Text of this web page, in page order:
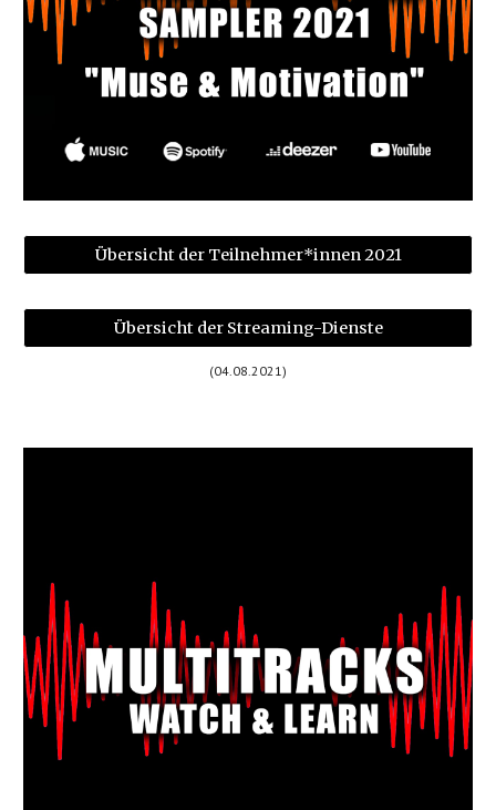
Übersicht der Teilnehmer*innen 2021
Übersicht der Streaming-Dienste
(04 08 .202 1 )